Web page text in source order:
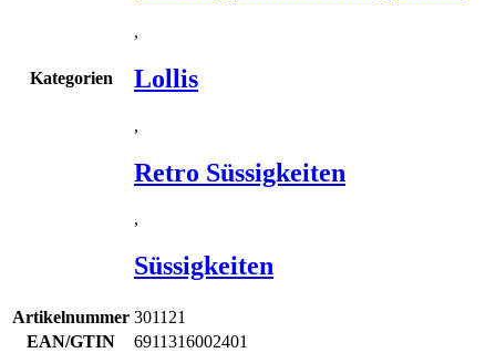
Kategorien
,
Lollis
,
Retro Süssigkeiten
,
Süssigkeiten
Artikelnummer 301121
EAN/GTIN
6911316002401